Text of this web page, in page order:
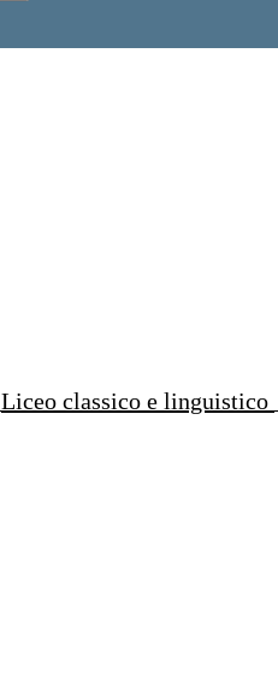
Liceo classico e linguistico